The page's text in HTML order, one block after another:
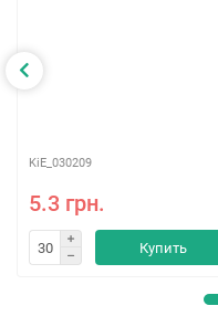
KiE_030209
5.3 грн.
Купить